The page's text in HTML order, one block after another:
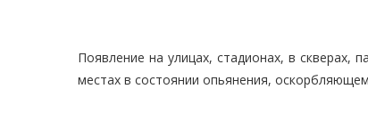
Появление на улицах, стадионах, в скверах,
местах в состоянии опьянения,